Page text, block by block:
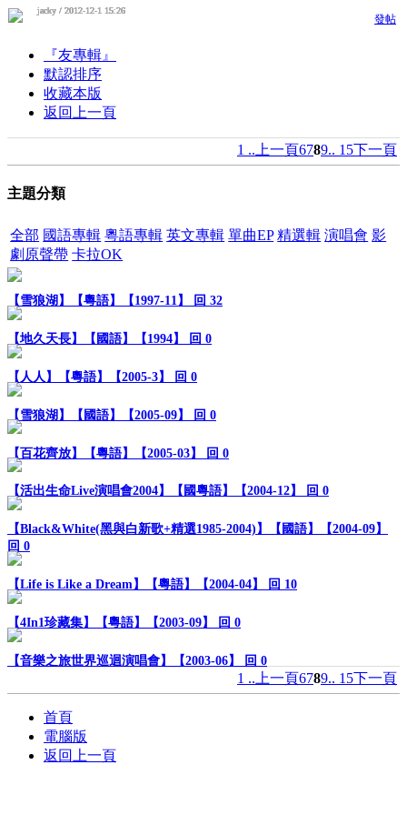
發帖
『友專輯』
默認排序
收藏本版
返回上一頁
1 .. 上一頁6789.. 15下一頁
主題分類
全部 國語專輯 粵語專輯 英文專輯 單曲EP 精選輯 演唱會 影
劇原聲帶 卡拉OK
jacky / 2012-12-1 15:26
【雪狼湖】【粵語】【1997-11】 回 32
jacky / 2012-12-1 15:26
【地久天長】【國語】【1994】 回 0
jacky / 2012-12-1 15:26
【人人】【粵語】【2005-3】 回 0
jacky / 2012-12-1 15:26
【雪狼湖】【國語】【2005-09】 回 0
jacky / 2012-12-1 15:26
【百花齊放】【粵語】【2005-03】 回 0
jacky / 2012-12-1 15:26
【活出生命Live演唱會2004】【國粵語】【2004-12】 回 0
jacky / 2012-12-1 15:26
【Black&White(黑與白新歌+精選1985-2004)】【國語】【2004-09】
回 0
jacky / 2012-12-1 15:26
【Life is Like a Dream】【粵語】【2004-04】 回 10
jacky / 2012-12-1 15:26
【4In1珍藏集】【粵語】【2003-09】 回 0
jacky / 2012-12-1 15:26
【音樂之旅世界巡迴演唱會】【2003-06】 回 0
1 .. 上一頁6789.. 15下一頁
首頁
電腦版
返回上一頁